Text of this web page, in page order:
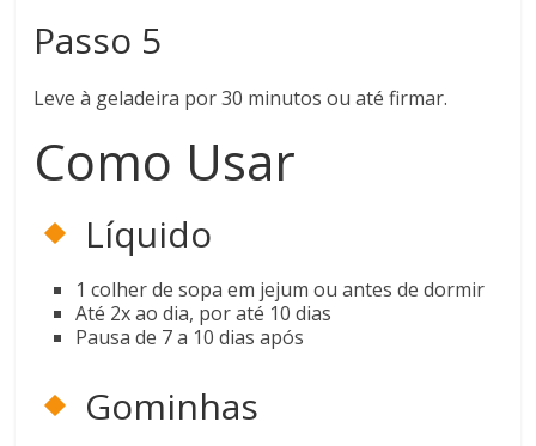
Passo 5
Leve à geladeira por 30 minutos ou até firmar.
Como Usar
Líquido
1 colher de sopa em jejum ou antes de dormir
Até 2x ao dia, por até 10 dias
Pausa de 7 a 10 dias após
Gominhas